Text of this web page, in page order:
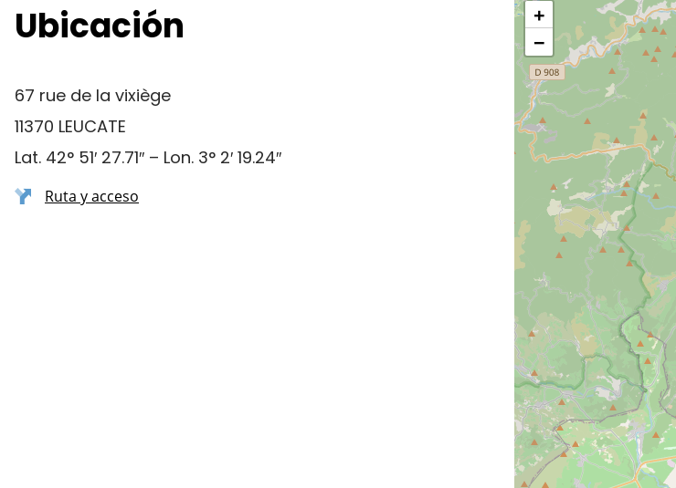
Ubicación
67 rue de la vixiège
11370 LEUCATE
Lat. 42° 51′ 27.71″ – Lon. 3° 2′ 19.24″
Ruta y acceso
+
−